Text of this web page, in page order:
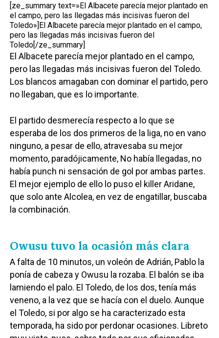
[ze_summary text=»El Albacete parecía mejor plantado en
el campo, pero las llegadas más incisivas fueron del
Toledo»]El Albacete parecía mejor plantado en el campo,
pero las llegadas más incisivas fueron del
Toledo[/ze_summary]
El Albacete parecía mejor plantado en el campo,
pero las llegadas más incisivas fueron del Toledo.
Los blancos amagaban con dominar el partido, pero
no llegaban, que es lo importante.
El partido desmerecía respecto a lo que se
esperaba de los dos primeros de la liga, no en vano
ninguno, a pesar de ello, atravesaba su mejor
momento, paradójicamente, No había llegadas, no
había punch ni sensación de gol por ambas partes.
El mejor ejemplo de ello lo puso el killer Aridane,
que solo ante Alcolea, en vez de engatillar, buscaba
la combinación.
Owusu tuvo la ocasión más clara
A falta de 10 minutos, un voleón de Adrián, Pablo la
ponía de cabeza y Owusu la rozaba. El balón se iba
lamiendo el palo. El Toledo, de los dos, tenía más
veneno, a la vez que se hacía con el duelo. Aunque
el Toledo, si por algo se ha caracterizado esta
temporada, ha sido por perdonar ocasiones. Libreto